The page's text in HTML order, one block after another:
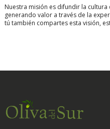
Nuestra misión es difundir la
generando valor a través de la
tú también compartes esta visión,